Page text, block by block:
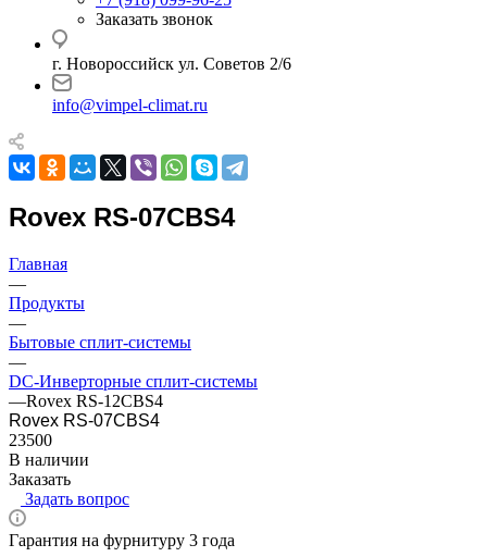
Заказать звонок
г. Новороссийск ул. Советов 2/6
info@vimpel-climat.ru
Rovex RS-07CBS4
Главная
—
Продукты
—
Бытовые сплит-системы
—
DC-Инверторные сплит-системы
—Rovex RS-12CBS4
Rovex RS-07CBS4
23500
В наличии
Заказать
Задать вопрос
Гарантия на фурнитуру 3 года